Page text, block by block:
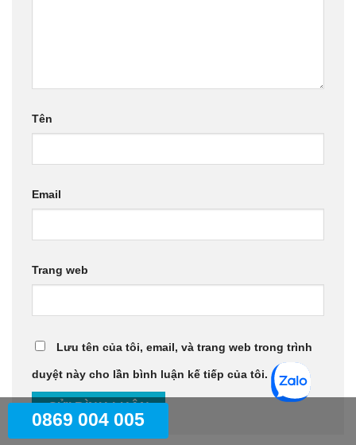
Tên
Email
Trang web
Lưu tên của tôi, email, và trang web trong trình
duyệt này cho lần bình luận kế tiếp của tôi.
0869 004 005